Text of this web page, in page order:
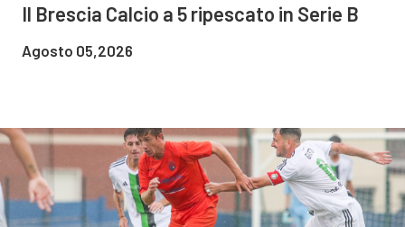
Il Brescia Calcio a 5 ripescato in Serie B
Agosto 05,2026